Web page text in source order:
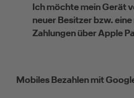
Ich möchte mein Gerät
neuer Besitzer bzw.
Zahlungen über Apple
Mobiles Bezahlen mit